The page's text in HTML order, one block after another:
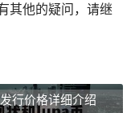
其他的疑问，请继
行价格详细介绍